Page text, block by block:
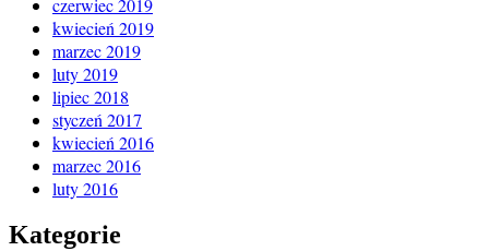
kwiecień 2019
marzec 2019
luty 2019
lipiec 2018
styczeń 2017
kwiecień 2016
marzec 2016
luty 2016
Kategorie